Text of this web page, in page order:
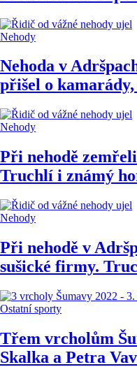
Nehody
Nehoda v
přišel o
Nehody
Při nehodě
Truchlí i známý
Nehody
Při nehodě v
sušické firmy.
Ostatní sporty
Třem vrcholům
Skalka a Petra